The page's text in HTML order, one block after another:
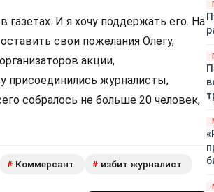
газетах. И я хочу поддержать его. На
свои пожелания Олегу,
акции,
присоединились журналисты,
собралось не больше 20 человек,
# Коммерсант # избит журналист